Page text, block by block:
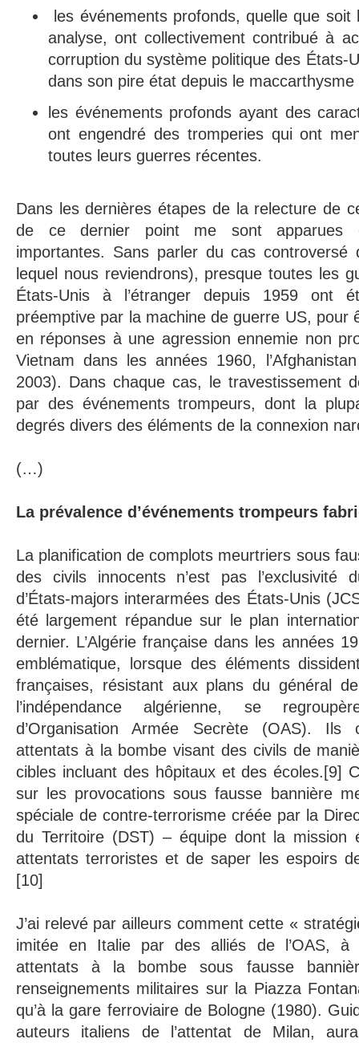
les événements profonds, quelle que
analyse, ont collectivement contribué à
corruption du système politique des États-
dans son pire état depuis le
les événements profonds ayant des
ont engendré des tromperies qui ont
toutes leurs guerres récentes.
Dans les dernières étapes de la relecture de
de ce dernier point me sont apparues
importantes. Sans parler du cas controversé
lequel nous reviendrons), presque toutes les
États-Unis à l’étranger depuis 1959 ont
préemptive par la machine de guerre US, pour
en réponses à une agression ennemie non
Vietnam dans les années 1960,
2003). Dans chaque cas, le travestissement
par des événements trompeurs, dont la
degrés divers des éléments de la connexion
(…)
La prévalence d’événements trompeurs
La planification de complots meurtriers sous
des civils innocents n’est pas l’exclusivité
d’États-majors interarmées des États-Unis
été largement répandue sur le plan
dernier. L’Algérie française dans les années
emblématique, lorsque des éléments
françaises, résistant aux plans du général
l’indépendance algérienne, se
d’Organisation Armée Secrète (OAS). Ils
attentats à la bombe visant des civils de
cibles incluant des hôpitaux et des écoles.[9]
sur les provocations sous fausse bannière
spéciale de contre-terrorisme créée par la
du Territoire (DST) – équipe dont la mission
attentats terroristes et de saper les espoirs
[10]
J’ai relevé par ailleurs comment cette «
imitée en Italie par des alliés de l’OAS, à
attentats à la bombe sous fausse
renseignements militaires sur la Piazza
qu’à la gare ferroviaire de Bologne (1980).
auteurs italiens de l’attentat de Milan,